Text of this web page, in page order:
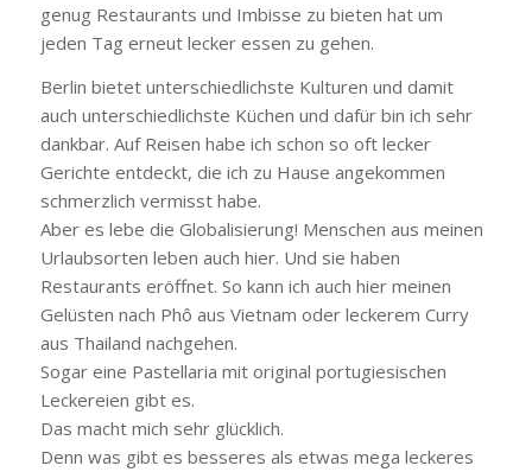
genug Restaurants und Imbisse zu bieten hat um
jeden Tag erneut lecker essen zu gehen.
Berlin bietet unterschiedlichste Kulturen und damit
auch unterschiedlichste Küchen und dafür bin ich sehr
dankbar. Auf Reisen habe ich schon so oft lecker
Gerichte entdeckt, die ich zu Hause angekommen
schmerzlich vermisst habe.
Aber es lebe die Globalisierung! Menschen aus meinen
Urlaubsorten leben auch hier. Und sie haben
Restaurants eröffnet. So kann ich auch hier meinen
Gelüsten nach Phô aus Vietnam oder leckerem Curry
aus Thailand nachgehen.
Sogar eine Pastellaria mit original portugiesischen
Leckereien gibt es.
Das macht mich sehr glücklich.
Denn was gibt es besseres als etwas mega leckeres